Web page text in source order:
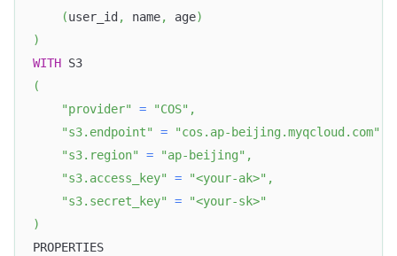
(user_id , name, age)
)
WITH S3
(
"provider"
= "COS" ,
"s3.endpoint"
= "cos.ap-beijing.myqcloud.com"
"s3.region"
= "ap-beijing" ,
"s3.access_key"
= "<your-ak>" ,
"s3.secret_key"
=
"<your-sk>"
)
PROPERTIES